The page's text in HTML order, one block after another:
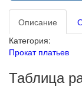
Описание
Категория:
Прокат платьев
Таблица